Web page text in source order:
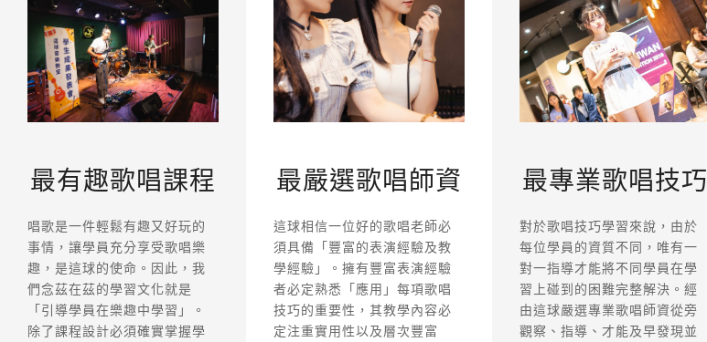
最有趣歌唱課程
唱歌是一件輕鬆有趣又好玩的
事情，讓學員充分享受歌唱樂
趣，是這球的使命。因此，我
們念茲在茲的學習文化就是
「引導學員在樂趣中學習」。
除了課程設計必須確實掌握學
最嚴選歌唱師資
這球相信一位好的歌唱老師必
須具備「豐富的表演經驗及教
學經驗」。擁有豐富表演經驗
者必定熟悉「應用」每項歌唱
技巧的重要性，其教學內容必
定注重實用性以及層次豐富
最專業歌唱技巧
對於歌唱技巧學習來說，由於
每位學員的資質不同，唯有一
對一指導才能將不同學員在學
習上碰到的困難完整解決。經
由這球嚴選專業歌唱師資從旁
觀察、指導、才能及早發現並